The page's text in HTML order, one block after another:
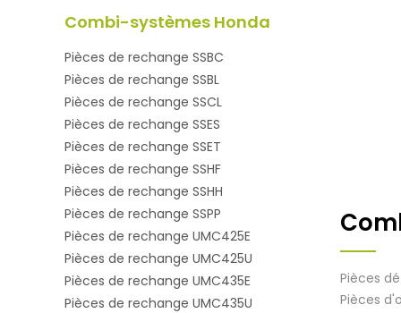
Combi-systèmes Honda
Pièces de rechange SSBC
Pièces de rechange SSBL
Pièces de rechange SSCL
Pièces de rechange SSES
Pièces de rechange SSET
Pièces de rechange SSHF
Pièces de rechange SSHH
Pièces de rechange SSPP
Pièces de rechange UMC425E
Pièces de rechange UMC425U
Pièces de rechange UMC435E
Pièces de rechange UMC435U
Pièces
Pièces